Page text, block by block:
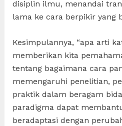
disiplin ilmu, menandai
lama ke cara berpikir yang
Kesimpulannya, “apa arti
memberikan kita
tentang bagaimana cara
memengaruhi penelitian,
praktik dalam beragam
paradigma dapat
beradaptasi dengan